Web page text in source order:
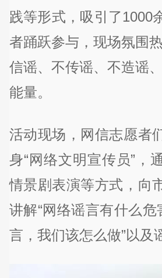
践等形式，吸引了1000
者踊跃参与，现场氛围
信谣、不传谣、不造谣
能量。
活动现场，网信志愿者
身“网络文明宣传员”，
情景剧表演等方式，向
讲解“网络谣言有什么危
言，我们该怎么做”以及